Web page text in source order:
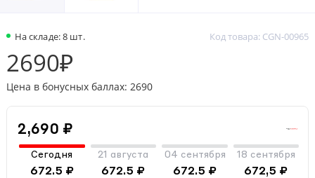
На складе: 8 шт. Код товара: CGN-00965
2690₽
Цена в бонусных баллах: 2690
2,690 ₽
Сегодня
672.5 ₽
21 августа
672.5 ₽
04 сентября
672.5 ₽
18 сентября
672,5 ₽